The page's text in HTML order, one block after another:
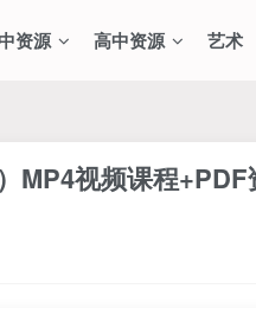
资源 高中资源 艺术
MP4视频课程+PDF